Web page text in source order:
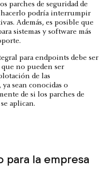
parches de seguridad de
hacerlo podría interrumpir
Además, es posible que
sistemas y software más
para endpoints debe ser
que no pueden ser
de las
sean conocidas o
de si los parches de
aplican.
para la empresa